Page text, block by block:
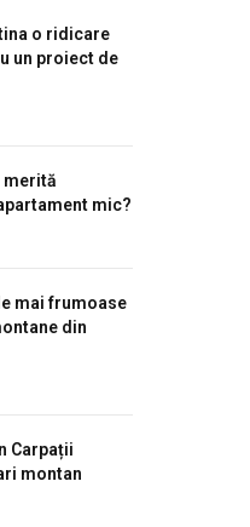
o ridicare
un proiect de
merită
mic?
mai frumoase
din
Carpații
montan